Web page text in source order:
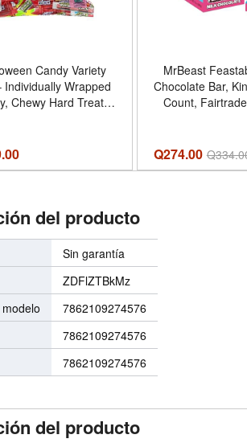
Candy Variety
Individually Wrapped
Hard Treats
Celebrations – 2
Bag - Tamaño 2 LB
MrBeast
Chocolate Bar,
Count,
additives,
desserts, gifts,
Q274.00 Q
del producto
Sin garantía
ZDFlZTBkMz
7862109274576
7862109274576
7862109274576
del producto